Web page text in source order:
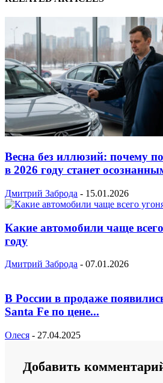
Весна без иллюзий: почему
в 2026 году станет
Дмитрий Заброда - 15.01.2026
Какие автомобили чаще
году
Дмитрий Заброда - 07.01.2026
В России в продаже
Santa Fe по цене...
Олеся - 27.04.2025
Добавить